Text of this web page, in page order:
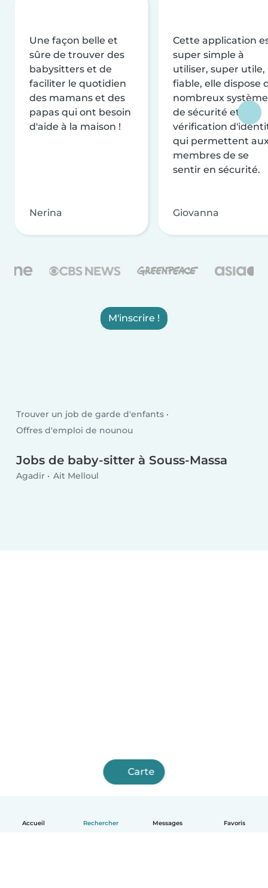
Accueil Rechercher Messages Favoris
Une façon belle et
sûre de trouver des
babysitters et de
faciliter le quotidien
des mamans et des
papas qui ont besoin
d'aide à la maison !
Nerina
Cette application
super simple à
utiliser, super utile,
fiable, elle dispose
nombreux
de sécurité et de
vérification
qui permettent
membres de se
sentir en sécurité.
Giovanna
M'inscrire !
Trouver un job de garde d'enfants
Offres d'emploi de nounou
Jobs de baby-sitter à Souss-Massa
Agadir Ait Melloul
Carte